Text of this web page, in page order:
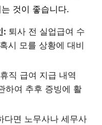
것이 좋습니다.
: 퇴사 전 실업급여 수
시 모를 상황에 대비
휴직 급여 지급 내역
하여 추후 증빙에 활
다면 노무사나 세무사